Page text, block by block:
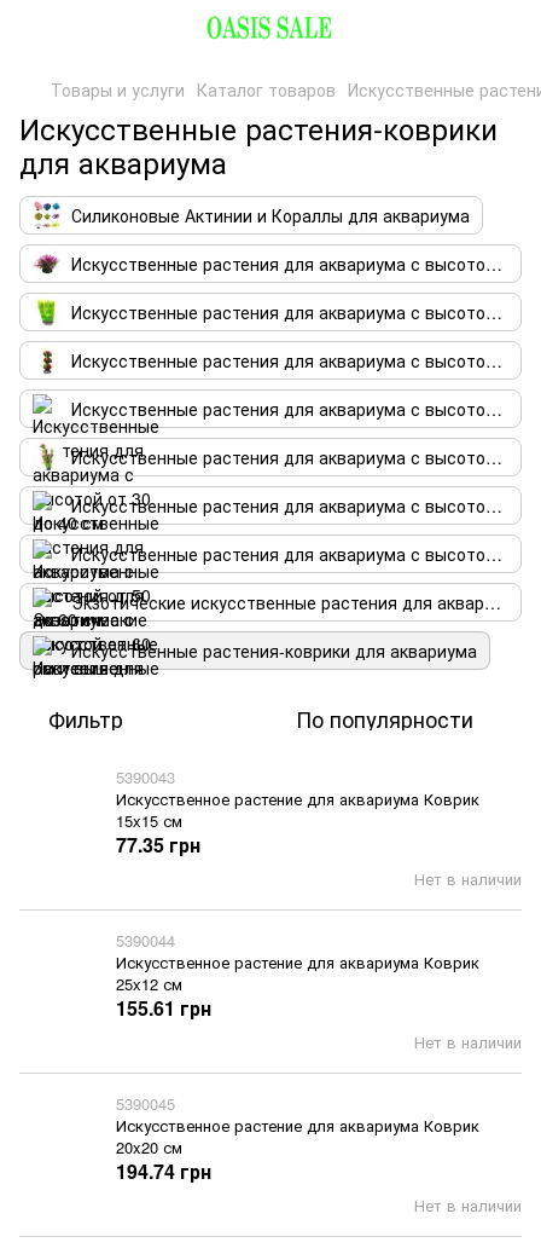
Товары и услуги Каталог товаров Искусственные
Искусственные растения-коврики
для аквариума
Силиконовые Актинии и Кораллы для аквариума
Искусственные растения для аквариума с высотой до 10 см
Искусственные растения для аквариума с высотой от 10 до 20 см
Искусственные растения для аквариума с высотой от 20 до 30 см
Искусственные растения для аквариума с высотой от 30 до 40 см
Искусственные растения для аквариума с высотой от 40 до 50 см
Искусственные растения для аквариума с высотой от 50 до 60 см
Искусственные растения для аквариума с высотой от 60 см и выше
Экзотические искусственные растения для аквариума
Искусственные растения-коврики для аквариума
Фильтр По популярности
5390043
Искусственное растение для аквариума Коврик
15x15 см
Нет в наличии
77.35 грн
5390044
Искусственное растение для аквариума Коврик
25x12 см
Нет в наличии
155.61 грн
5390045
Искусственное растение для аквариума Коврик
20x20 см
Нет в наличии
194.74 грн